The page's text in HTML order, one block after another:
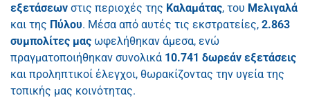
εξετάσεων στις περιοχές της Καλαμάτας, του Μελιγαλά
και της Πύλου. Μέσα από αυτές τις εκστρατείες, 2.863
συμπολίτες μας ωφελήθηκαν άμεσα, ενώ
πραγματοποιήθηκαν συνολικά 10.741 δωρεάν εξετάσεις
και προληπτικοί έλεγχοι, θωρακίζοντας την υγεία της
τοπικής μας κοινότητας.